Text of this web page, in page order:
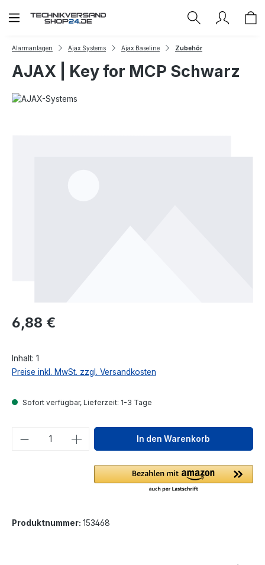
Zum Hauptinhalt springen
Alarmanlagen Ajax Systems Ajax Baseline Zubehör
AJAX | Key for MCP Schwarz
Regulärer Preis:
6,88 €
Inhalt: 1
Preise inkl. MwSt. zzgl. Versandkosten
Sofort verfügbar, Lieferzeit: 1-3 Tage
Produkt Anzahl: Gib denIn den Warenkorb
Produktnummer: 153468